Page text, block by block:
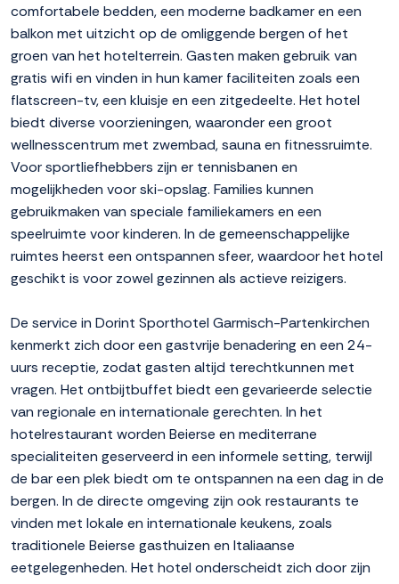
comfortabele bedden, een moderne badkamer en een
balkon met uitzicht op de omliggende bergen of het
groen van het hotelterrein. Gasten maken gebruik van
gratis wifi en vinden in hun kamer faciliteiten zoals een
flatscreen-tv, een kluisje en een zitgedeelte. Het hotel
biedt diverse voorzieningen, waaronder een groot
wellnesscentrum met zwembad, sauna en fitnessruimte.
Voor sportliefhebbers zijn er tennisbanen en
mogelijkheden voor ski-opslag. Families kunnen
gebruikmaken van speciale familiekamers en een
speelruimte voor kinderen. In de gemeenschappelijke
ruimtes heerst een ontspannen sfeer, waardoor het hotel
geschikt is voor zowel gezinnen als actieve reizigers.
De service in Dorint Sporthotel Garmisch-Partenkirchen
kenmerkt zich door een gastvrije benadering en een 24-
uurs receptie, zodat gasten altijd terechtkunnen met
vragen. Het ontbijtbuffet biedt een gevarieerde selectie
van regionale en internationale gerechten. In het
hotelrestaurant worden Beierse en mediterrane
specialiteiten geserveerd in een informele setting, terwijl
de bar een plek biedt om te ontspannen na een dag in de
bergen. In de directe omgeving zijn ook restaurants te
vinden met lokale en internationale keukens, zoals
traditionele Beierse gasthuizen en Italiaanse
eetgelegenheden. Het hotel onderscheidt zich door zijn